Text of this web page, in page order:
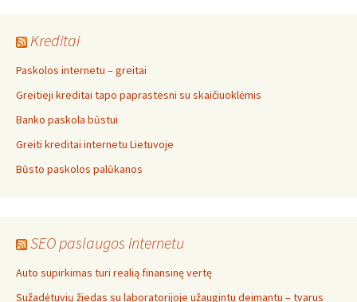
Kreditai
Paskolos internetu – greitai
Greitieji kreditai tapo paprastesni su skaičiuoklėmis
Banko paskola būstui
Greiti kreditai internetu Lietuvoje
Būsto paskolos palūkanos
SEO paslaugos internetu
Auto supirkimas turi realią finansinę vertę
Sužadėtuvių žiedas su laboratorijoje užaugintu deimantu – tvarus